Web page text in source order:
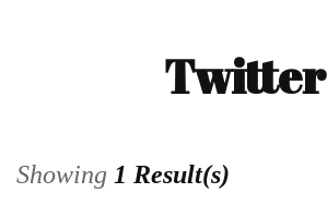
Twitter
Showing 1 Result(s)